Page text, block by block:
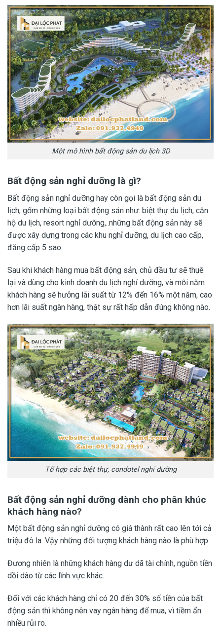
Một mô hình bất động sản du lịch 3D
Bất động sản nghỉ dưỡng là gì?
Bất động sản nghỉ dưỡng hay còn gọi là bất động sản du
lịch, gốm những loại bất động sản như: biệt thự du lịch, căn
hộ du lịch, resort nghỉ dưỡng,..những bất động sản này sẽ
được xây dựng trong các khu nghỉ dưỡng, du lịch cao cấp,
đăng cấp 5 sao.
Sau khi khách hàng mua bất động sản, chủ đầu tư sẽ thuê
lại và dùng cho kinh doanh du lịch nghỉ dưỡng, và mỗi năm
khách hàng sẽ hưởng lãi suất từ 12% đến 16% một năm, cao
hơn lãi suất ngân hàng, thật sự rất hấp dẫn đúng không nào.
Tổ hợp các biệt thự, condotel nghỉ dưỡng
Bất động sản nghỉ dưỡng dành cho phân khúc
khách hàng nào?
Một bất động sản nghỉ dưỡng có giá thành rất cao lên tới cả
triệu đô la. Vậy những đối tượng khách hàng nào là phù hợp.
Đương nhiên là những khách hàng dư dã tài chính, nguồn tiền
dồi dào từ các lĩnh vực khác.
Đối với các khách hàng chỉ có 20 đến 30% số tiền của bất
động sản thì không nên vay ngân hàng để mua, vì tiềm ẩn
nhiều rủi ro.